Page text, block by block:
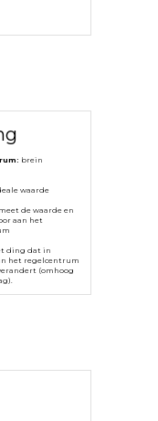
brein
waarde
de waarde en
aan het
ding dat in
het regelcentrum
(omhoog